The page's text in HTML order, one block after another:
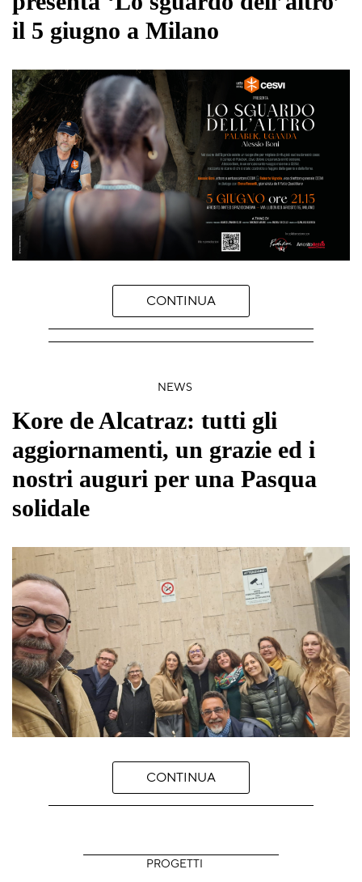
CONTINUA
il 5 giugno a Milano
CONTINUA
NEWS
Kore de Alcatraz: tutti gli
aggiornamenti, un grazie ed i
nostri auguri per una Pasqua
solidale
PROGETTI